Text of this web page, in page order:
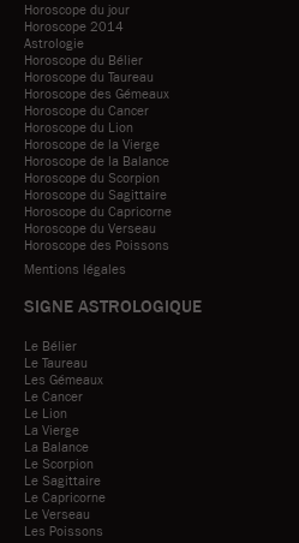
Horoscope du jour
Horoscope 2014
Astrologie
Horoscope du Bélier
Horoscope du Taureau
Horoscope des Gémeaux
Horoscope du Cancer
Horoscope du Lion
Horoscope de la Vierge
Horoscope de la Balance
Horoscope du Scorpion
Horoscope du Sagittaire
Horoscope du Capricorne
Horoscope du Verseau
Horoscope des Poissons
Mentions légales
SIGNE ASTROLOGIQUE
Le Bélier
Le Taureau
Les Gémeaux
Le Cancer
Le Lion
La Vierge
La Balance
Le Scorpion
Le Sagittaire
Le Capricorne
Le Verseau
Les Poissons